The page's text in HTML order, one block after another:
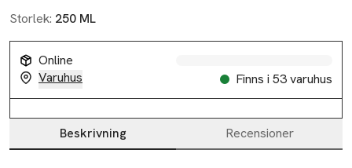
Storlek: 250 ML
Online
Varuhus
Finns i 53 varuhus
Beskrivning Recensioner